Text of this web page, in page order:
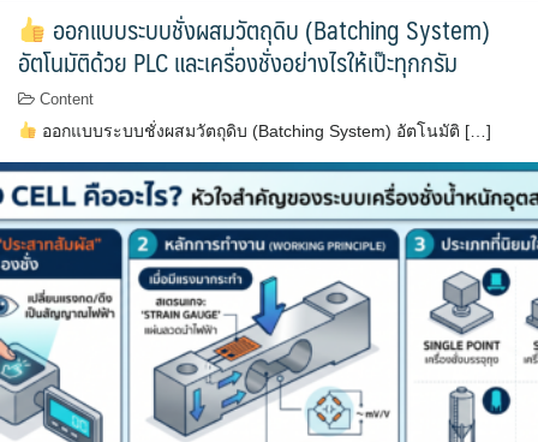
ออกแบบระบบชั่งผสมวัตถุดิบ (Batching System)
อัตโนมัติด้วย PLC และเครื่องชั่งอย่างไรให้เป๊ะทุกกรัม
Content
ออกแบบระบบชั่งผสมวัตถุดิบ (Batching System) อัตโนมัติ […]